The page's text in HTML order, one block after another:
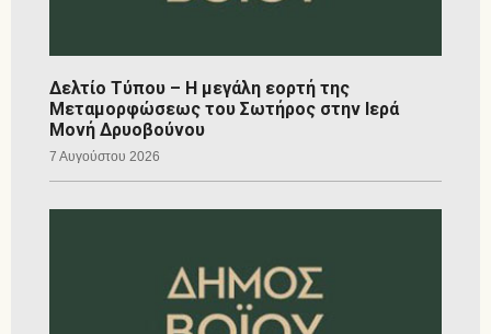
Δελτίο Τύπου – Η μεγάλη εορτή της
Μεταμορφώσεως του Σωτήρος στην Ιερά
Μονή Δρυοβούνου
7 Αυγούστου 2026